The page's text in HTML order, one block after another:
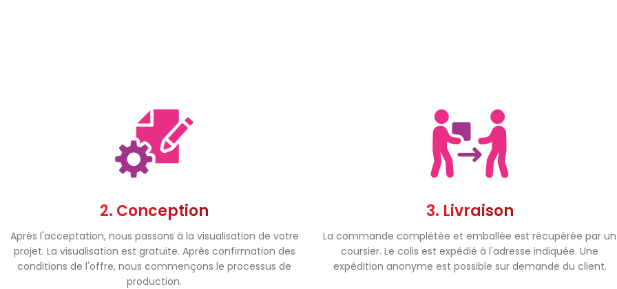
2. Conception
Après l'acceptation, nous passons à la visualisation de votre
projet. La visualisation est gratuite. Après confirmation des
conditions de l'offre, nous commençons le processus de
production.
3. Livraison
La commande complétée et emballée est récupérée par un
coursier. Le colis est expédié à l'adresse indiquée. Une
expédition anonyme est possible sur demande du client.